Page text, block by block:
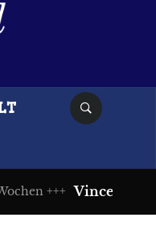
+++ Vincentz drückt